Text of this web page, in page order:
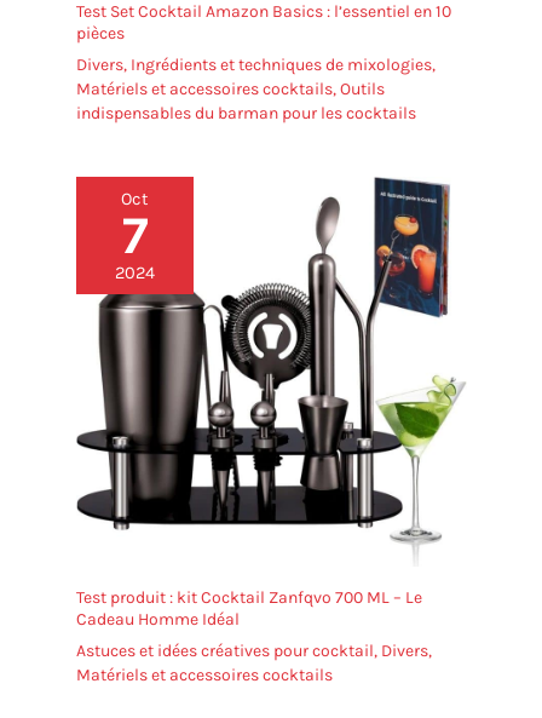
Test Set Cocktail Amazon Basics : l’essentiel en 10
pièces
Divers, Ingrédients et techniques de mixologies,
Matériels et accessoires cocktails,Outils
indispensables du barman pour les cocktails
Oct
7
2024
Test produit : kit Cocktail Zanfqvo 700 ML – Le
Cadeau Homme Idéal
Astuces et idées créatives pour cocktail, Divers,
Matériels et accessoires cocktails